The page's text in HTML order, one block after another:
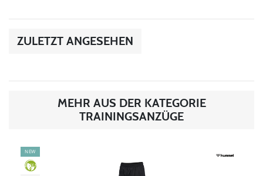
ZULETZT ANGESEHEN
MEHR AUS DER KATEGORIE
TRAININGSANZÜGE
NEW
GREEN